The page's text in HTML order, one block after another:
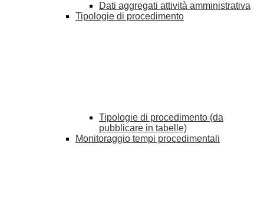
Dati aggregati attività amministrativa
Tipologie di procedimento
Tipologie di procedimento (da
pubblicare in tabelle)
Monitoraggio tempi procedimentali